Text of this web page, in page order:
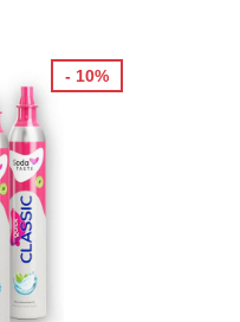
- 10%